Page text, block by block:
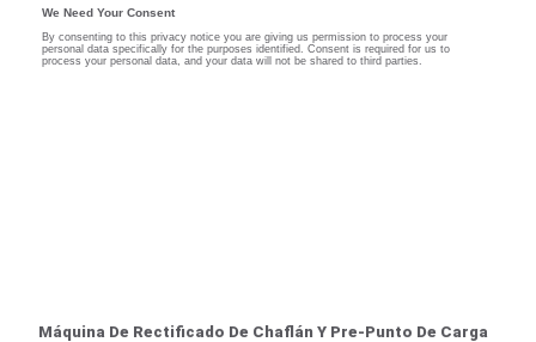
Máquina De Rectificado De Chaflán Y Pre-Punto De Carga